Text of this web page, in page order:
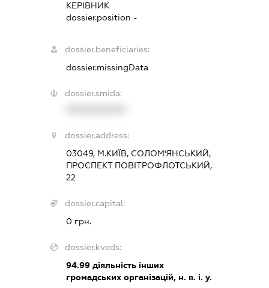
КЕРІВНИК
dossier.position -
dossier.beneficiaries:
dossier.missingData
dossier.smida:
dossier.address:
03049, М.КИЇВ, СОЛОМ'ЯНСЬКИЙ,
ПРОСПЕКТ ПОВІТРОФЛОТСЬКИЙ,
22
dossier.capital:
0 грн.
dossier.kveds:
94.99 діяльність інших
громадських організацій, н. в. і. у.